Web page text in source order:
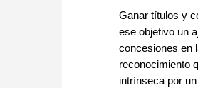
Ganar títulos y
ese objetivo un
concesiones en
reconocimiento
intrínseca por